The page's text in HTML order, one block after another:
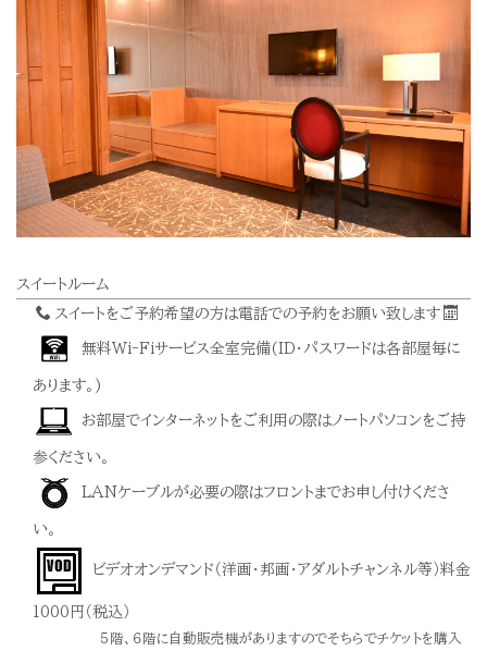
スイートルーム
スイートをご予約希望の方は電話での予約をお願い致します
無料Wi-Fiサービス全室完備(ID・パスワードは各部屋毎に
あります。)
お部屋でインターネットをご利用の際はノートパソコンをご持
参ください。
LANケーブルが必要の際はフロントまでお申し付けくださ
い。
ビデオオンデマンド（洋画・邦画・アダルトチャンネル等）料金
1000円（税込）
５階、６階に自動販売機がありますのでそちらでチケットを購入